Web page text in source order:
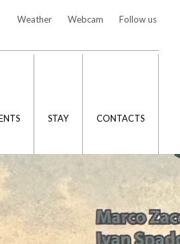
Follow us
Webcam
Weather
STAY CONTACTS